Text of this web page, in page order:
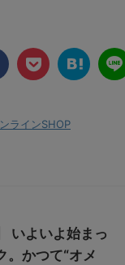
ラインSHOP
いよいよ始まっ
。かつて“オメ